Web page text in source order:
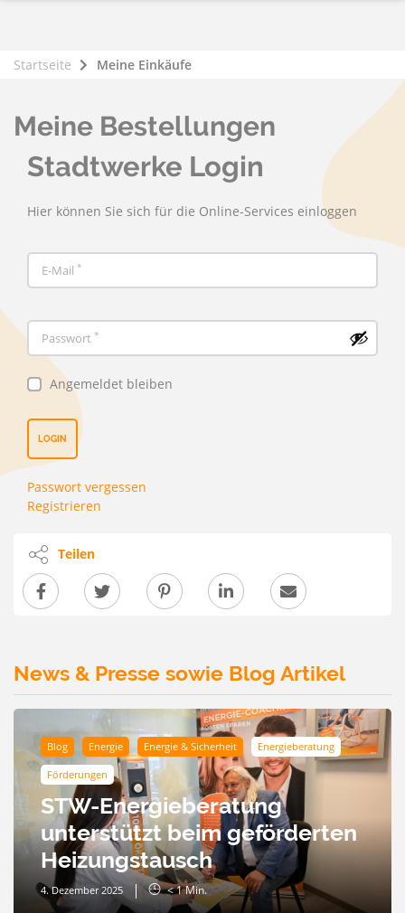
Startseite Meine Einkäufe
Meine Bestellungen
Stadtwerke Login
Hier können Sie sich für die Online-Services einloggen
E-Mail *
Passwort *
Angemeldet bleiben
LOGIN
Passwort vergessen
Registrieren
Teilen
News & Presse sowie Blog Artikel
Blog Energie Energie & Sicherheit Energieberatung
Förderungen
STW-Energieberatung
unterstützt beim geförderten
Heizungstausch
4. Dezember 2025 < 1Min.